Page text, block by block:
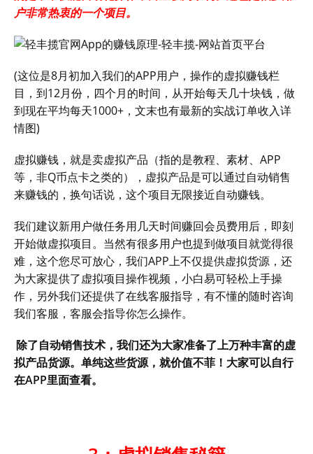
户非常热衷的一个项目。
(这位是8月初加入我们的APP用户，操作的虚拟赚钱栏
目，到12月份，四个月的时间，从开始每天几十块钱，做
到现在平均每天1000+，文末也有最新的实战订单收入详
情图)
虚拟赚钱，就是卖虚拟产品（指的是教程、素材、APP
等，非Q币点卡之类的），虚拟产品是可以通过自动销售
来赚钱的，换句话说，这个项目无限接近自动赚钱。
我们建议新用户做任务用几天时间赚回会员费用后，即刻
开始做虚拟项目。当然有很多用户也提到做项目就觉得很
难，这个您尽可放心，我们APP上不仅提供虚拟货源，还
为大家提供了虚拟项目操作视频，小白易可轻松上手操
作，另外我们还提供了在线客服指导，有不懂的随时咨询
我们客服，客服会指导你怎么操作。
除了自动销售技术，我们还为大家准备了上万种丰富的虚
拟产品货源。单纯这些货源，就价值不菲！大家可以自行
在APP里面查看。